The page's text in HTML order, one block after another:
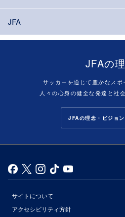
JFA
JFAの
サッカーを通じて豊かなスポ
人々の心身の健全な発達と社
JFAの理念・ビジョ
サイトについて
アクセシビリティ方針